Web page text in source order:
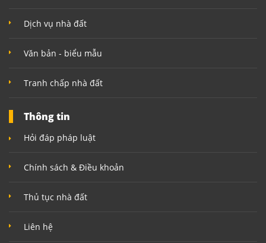
Dịch vụ nhà đất
Văn bản - biểu mẫu
Tranh chấp nhà đất
Thông tin
Hỏi đáp pháp luật
Chính sách & Điều khoản
Thủ tục nhà đất
Liên hệ